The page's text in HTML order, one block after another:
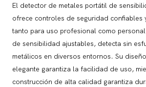
El detector de metales portátil de
ofrece controles de seguridad confiables
tanto para uso profesional como
de sensibilidad ajustables, detecta sin
metálicos en diversos entornos. Su
elegante garantiza la facilidad de uso,
construcción de alta calidad garantiza